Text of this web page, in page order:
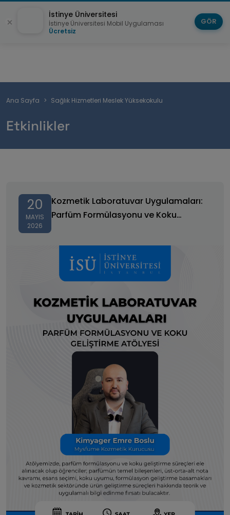
Sayfa
Ana Sayfa Sağlık Hizmetleri Meslek Yüksekokulu
Etkinlikler
20
MAYIS
2026
Kozmetik Laboratuvar Uygulamaları:
Parfüm Formülasyonu ve Koku
Formülasyonu ve Koku Geliştirme Atölyesi
İstinye Üniversitesi
İstinye Üniversitesi Mobil Uygulaması
Ücretsiz
GÖR